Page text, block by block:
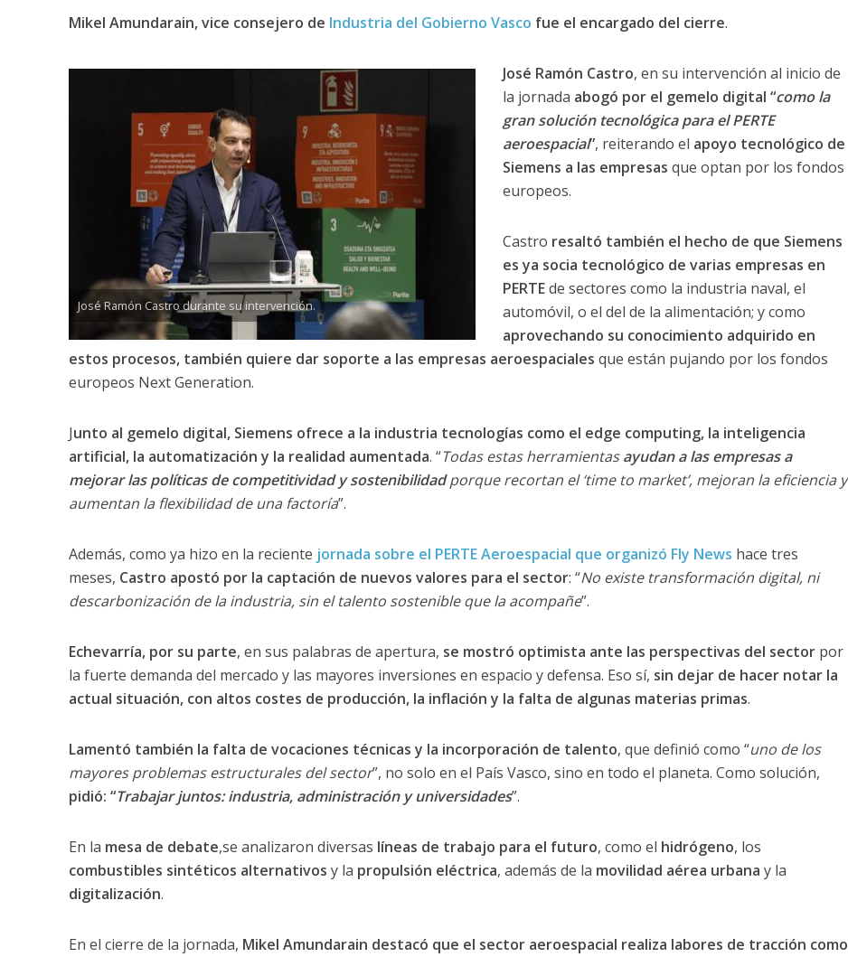
Mikel Amundarain, vice consejero de Industria del Gobierno Vasco fue el encargado del cierre.
José Ramón Castro durante su intervención.
José Ramón Castro, en su intervención al inicio de
la jornada abogó por el gemelo digital “como la
gran solución tecnológica para el PERTE
aeroespacial”, reiterando el apoyo tecnológico de
Siemens a las empresas que optan por los fondos
europeos.
Castro resaltó también el hecho de que Siemens
es ya socia tecnológico de varias empresas en
PERTEde sectores como la industria naval, el
automóvil, o el del de la alimentación; y como
aprovechando su conocimiento adquirido en
estos procesos, también quiere dar soporte a las empresas aeroespaciales que están pujando por los fondos
europeos Next Generation.
Junto al gemelo digital, Siemens ofrece a la industria tecnologías como el edge computing, la inteligencia
artificial, la automatización y la realidad aumentada. “Todas estas herramientasayudan a las empresas a
mejorar las políticas de competitividad y sostenibilidadporque recortan el ‘time to market’, mejoran la eficiencia y
aumentan la flexibilidad de una factoría”.
Además, como ya hizo en la reciente jornada sobre el PERTE Aeroespacial que organizó Fly News hace tres
meses, Castro apostó por la captación de nuevos valores para el sector: “No existe transformación digital, ni
descarbonización de la industria, sin el talento sostenible que la acompañe”.
Echevarría, por su parte, en sus palabras de apertura, se mostró optimista ante las perspectivas del sectorpor
la fuerte demanda del mercado y las mayores inversiones en espacio y defensa. Eso sí, sin dejar de hacer notar la
actual situación, con altos costes de producción, la inflación y la falta de algunas materias primas.
Lamentó también la falta de vocaciones técnicas y la incorporación de talento, que definió como “uno de los
mayores problemas estructurales del sector”, no solo en el País Vasco, sino en todo el planeta. Como solución,
pidió: “Trabajar juntos: industria, administración y universidades”.
En la mesa de debate,se analizaron diversas líneas de trabajo para el futuro, como el hidrógeno, los
combustibles sintéticos alternativos y la propulsión eléctrica, además de la movilidad aérea urbana y la
digitalización.
En el cierre de la jornada, Mikel Amundarain destacó que el sector aeroespacial realiza labores de tracción como